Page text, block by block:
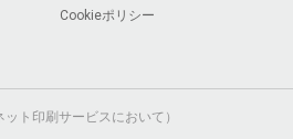
Cookieポリシー
ト印刷サービスにおいて）